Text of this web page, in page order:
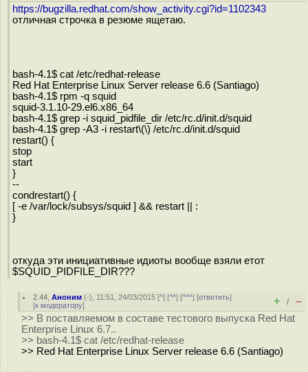
https://bugzilla.redhat.com/show_activity.cgi?id=1102343
отличная строчка в резюме ящетаю.
bash-4.1$ cat /etc/redhat-release
Red Hat Enterprise Linux Server release 6.6 (Santiago)
bash-4.1$ rpm -q squid
squid-3.1.10-29.el6.x86_64
bash-4.1$ grep -i squid_pidfile_dir /etc/rc.d/init.d/squid
bash-4.1$ grep -A3 -i restart\(\) /etc/rc.d/init.d/squid
restart() {
stop
start
}
--
condrestart() {
[ -e /var/lock/subsys/squid ] && restart || :
}
откуда эти инициативные идиоты вообще взяли етот
$SQUID_PIDFILE_DIR???
2.44 ,Аноним (-), 11:51, 24/03/2015 [^] [^^] [^^^] [ответить]
[к модератору] + / –
>> В поставляемом в составе тестового выпуска Red Hat
Enterprise Linux 6.7..
>> bash-4.1$ cat /etc/redhat-release
>> Red Hat Enterprise Linux Server release 6.6 (Santiago)